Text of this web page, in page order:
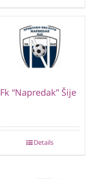
Fk “Napredak” Šije
Details